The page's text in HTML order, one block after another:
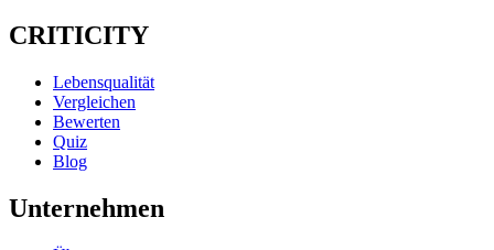
CRITICITY
Lebensqualität
Vergleichen
Bewerten
Quiz
Blog
Unternehmen